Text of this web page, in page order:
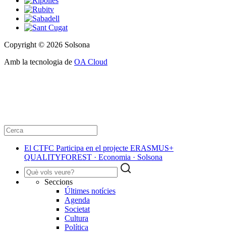
Copyright © 2026 Solsona
Amb la tecnologia de OA Cloud
El CTFC Participa en el projecte ERASMUS+
QUALITYFOREST · Economia · Solsona
Seccions
Últimes notícies
Agenda
Societat
Cultura
Política